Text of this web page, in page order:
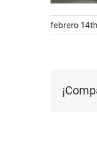
febrero